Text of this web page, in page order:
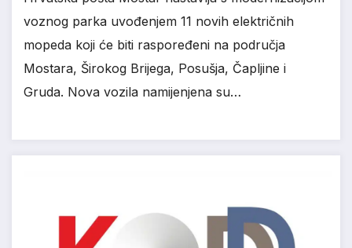
voznog parka uvođenjem 11 novih električnih
mopeda koji će biti raspoređeni na područja
Mostara, Širokog Brijega, Posušja, Čapljine i
Gruda. Nova vozila namijenjena su…